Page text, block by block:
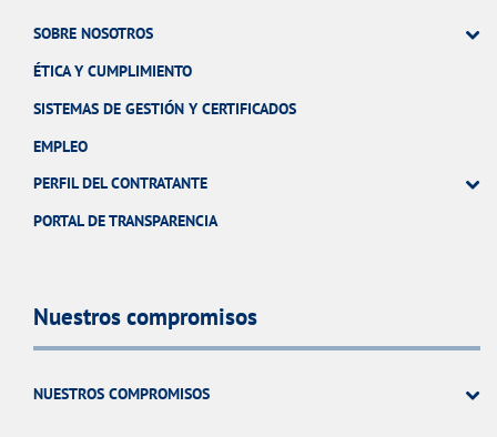
SOBRE NOSOTROS
ÉTICA Y CUMPLIMIENTO
SISTEMAS DE GESTIÓN Y CERTIFICADOS
EMPLEO
PERFIL DEL CONTRATANTE
PORTAL DE TRANSPARENCIA
Nuestros compromisos
NUESTROS COMPROMISOS